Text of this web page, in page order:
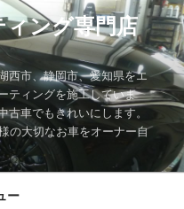
ィング専門店
西市、静岡市、愛知県をエ
ティングを施工していま
車でもきれいにします。
の大切なお車をオーナー自
ー